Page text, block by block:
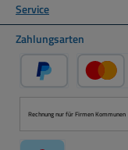
Service
Zahlungsarten
PayPal
Rechnung nur für Firmen Kommunen